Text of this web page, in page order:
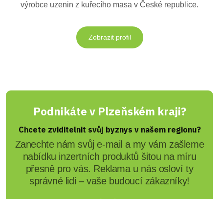
výrobce uzenin z kuřecího masa v České republice.
Zobrazit profil
Podnikáte v Plzeňském kraji?
Chcete zviditelnit svůj byznys v našem regionu?
Zanechte nám svůj e-mail a my vám zašleme
nabídku inzertních produktů šitou na míru
přesně pro vás. Reklama u nás osloví ty
správné lidi – vaše budoucí zákazníky!